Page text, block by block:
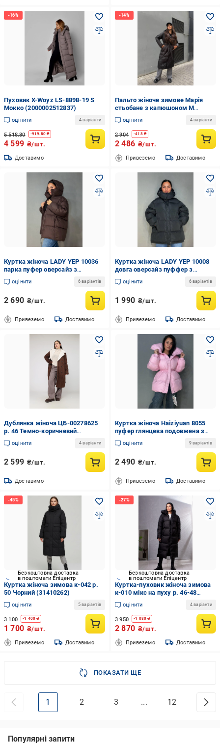
Пуховик X-Woyz LS-8898-19 S
Мокко (2000002512837)
оцінити 4 варіанти
5 518.80 -919.80 ₴
4 599 ₴/шт.
Доставимо
Пальто жіноче зимове Марія
стьобане з капюшоном M
Чорний (29707744)
оцінити 4 варіанти
2 904 -418₴
2 486 ₴/шт.
Привеземо Доставимо
Куртка жіноча LADY YEP 10036
парка пуфер оверсайз з
капюшоном р. 44 Коричневий
(5580)
оцінити 6 варіантів
2 690 ₴/шт.
Привеземо Доставимо
Куртка жіноча LADY YEP 10008
довга оверсайз пуффер з
капюшоном р. 42 Чорний (5514)
оцінити 6 варіантів
1 990 ₴/шт.
Привеземо Доставимо
Дублянка жіноча ЦБ-00278625
р. 46 Темно-коричневий
(SKT001070475)
оцінити 4 варіанти
2 599 ₴/шт.
Доставимо
Куртка жіноча Haiziyuan 8055
пуфер глянцева подовжена з
утяжкою на талії XL Рожевий
(5967)
оцінити 9 варіантів
2 490 ₴/шт.
Привеземо Доставимо
Безкоштовна доставка
в поштомати Епіцентр
Куртка жіноча зимова к-042 р.
50 Чорний (31410262)
оцінити 5 варіантів
3 100 -1 400 ₴
1 700 ₴/шт.
Привеземо Доставимо
Безкоштовна доставка
в поштомати Епіцентр
Куртка-пуховик жіноча зимова
к-010 мікс на пуху р. 46-48
Чорний (31410319)
оцінити 4 варіанти
3 950 -1 080 ₴
2 870 ₴/шт.
Привеземо Доставимо
ПОКАЗАТИ ЩЕ
1 2 3 ... 12
Популярні запити